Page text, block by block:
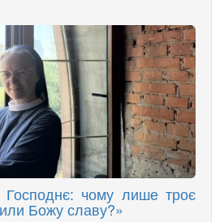
чому лише троє
Божу славу?»